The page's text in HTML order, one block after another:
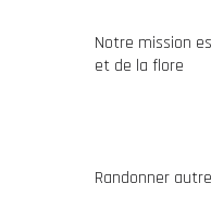
Notre mission
et de la flore
Randonner